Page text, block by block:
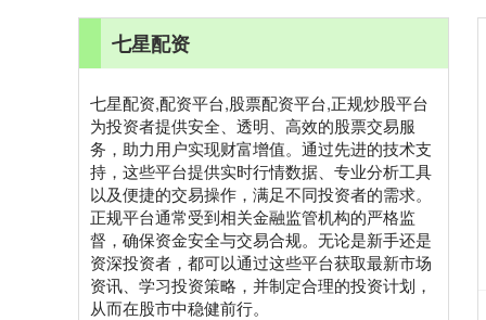
七星配资
七星配资,配资平台,股票配资平台,正规炒股平台
为投资者提供安全、透明、高效的股票交易服
务，助力用户实现财富增值。通过先进的技术支
持，这些平台提供实时行情数据、专业分析工具
以及便捷的交易操作，满足不同投资者的需求。
正规平台通常受到相关金融监管机构的严格监
督，确保资金安全与交易合规。无论是新手还是
资深投资者，都可以通过这些平台获取最新市场
资讯、学习投资策略，并制定合理的投资计划，
从而在股市中稳健前行。